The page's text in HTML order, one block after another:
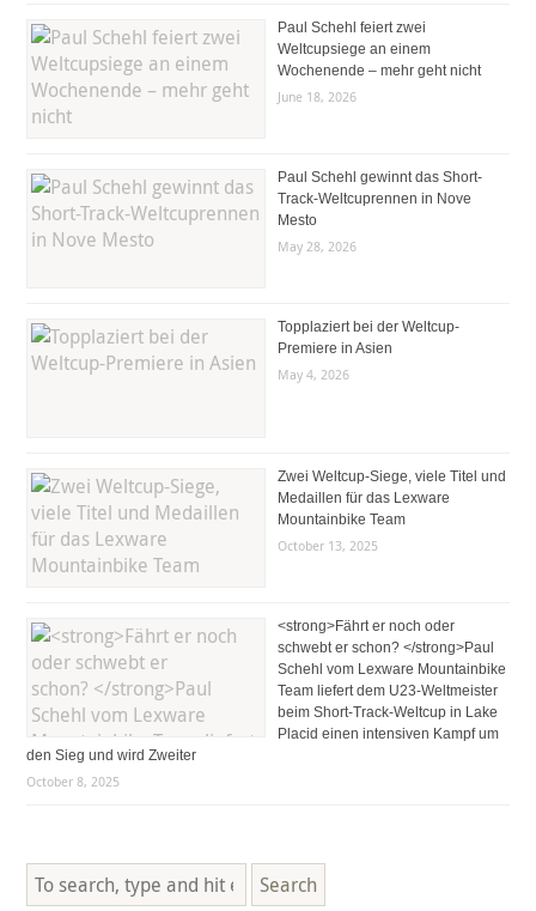
Paul Schehl feiert zwei
Weltcupsiege an einem
Wochenende – mehr geht nicht
June 18, 2026
Paul Schehl gewinnt das Short-
Track-Weltcuprennen in Nove
Mesto
May 28, 2026
Topplaziert bei der Weltcup-
Premiere in Asien
May 4, 2026
Zwei Weltcup-Siege, viele Titel und
Medaillen für das Lexware
Mountainbike Team
October 13, 2025
<strong>Fährt er noch oder
schwebt er schon? </strong>Paul
Schehl vom Lexware Mountainbike
Team liefert dem U23-Weltmeister
beim Short-Track-Weltcup in Lake
Placid einen intensiven Kampf um
den Sieg und wird Zweiter
October 8, 2025
Search